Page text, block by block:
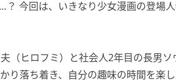
今回は、いきなり少女漫画の登場
（ヒロフミ）と社会人2年目の長男
り落ち着き、自分の趣味の時間を楽